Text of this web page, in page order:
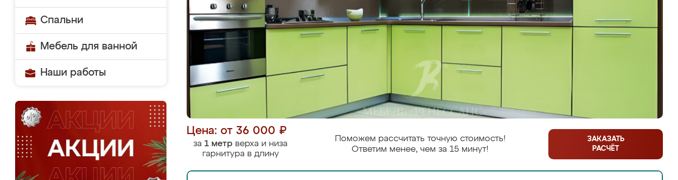
Спальни
Мебель для ванной
Наши работы
Цена: от 36 000 ₽
за 1 метр верха и низа
гарнитура в длину
Поможем рассчитать точную стоимость!
Ответим менее, чем за 15 минут!
ЗАКАЗАТЬ
РАСЧЁТ